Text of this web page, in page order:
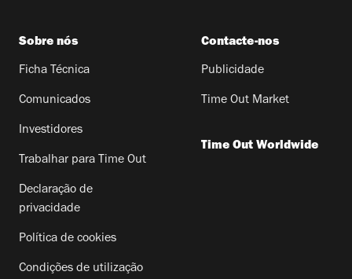
Sobre nós
Ficha Técnica
Comunicados
Investidores
Trabalhar para Time Out
Declaração de
privacidade
Política de cookies
Condições de utilização
Contacte-nos
Publicidade
Time Out Market
Time Out Worldwide